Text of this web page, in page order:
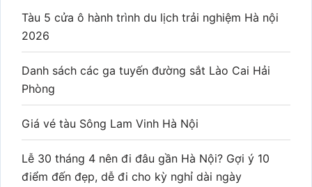
Tàu 5 cửa ô hành trình du lịch trải nghiệm Hà nội
2026
Danh sách các ga tuyến đường sắt Lào Cai Hải
Phòng
Giá vé tàu Sông Lam Vinh Hà Nội
Lễ 30 tháng 4 nên đi đâu gần Hà Nội? Gợi ý 10
điểm đến đẹp, dễ đi cho kỳ nghỉ dài ngày